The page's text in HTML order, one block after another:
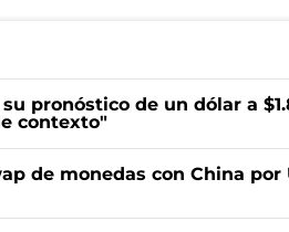
pronóstico de un dólar a
contexto"
de monedas con China por